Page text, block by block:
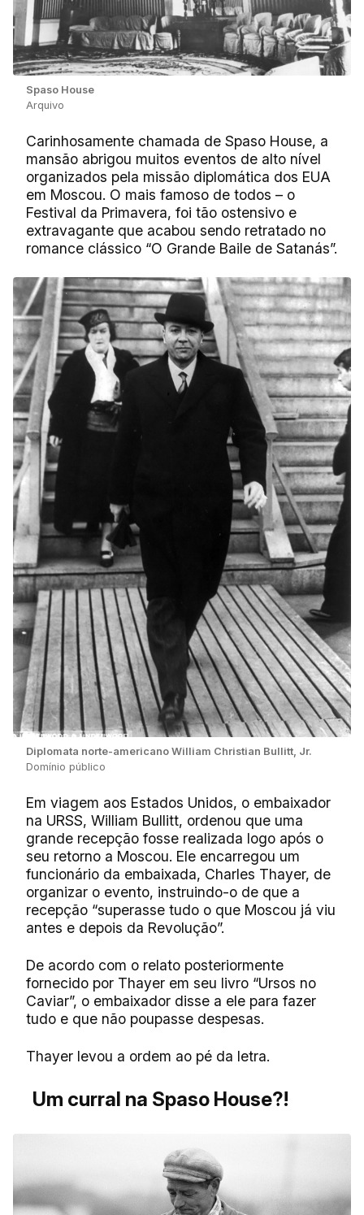
Spaso House
Arquivo
Carinhosamente chamada de Spaso House, a
mansão abrigou muitos eventos de alto nível
organizados pela missão diplomática dos EUA
em Moscou. O mais famoso de todos – o
Festival da Primavera, foi tão ostensivo e
extravagante que acabou sendo retratado no
romance clássico “O Grande Baile de Satanás”.
Diplomata norte-americano William Christian Bullitt, Jr.
Domínio público
Em viagem aos Estados Unidos, o embaixador
na URSS, William Bullitt, ordenou que uma
grande recepção fosse realizada logo após o
seu retorno a Moscou. Ele encarregou um
funcionário da embaixada, Charles Thayer, de
organizar o evento, instruindo-o de que a
recepção “superasse tudo o que Moscou já viu
antes e depois da Revolução”.
De acordo com o relato posteriormente
fornecido por Thayer em seu livro “Ursos no
Caviar”, o embaixador disse a ele para fazer
tudo e que não poupasse despesas.
Thayer levou a ordem ao pé da letra.
Um curral na Spaso House?!